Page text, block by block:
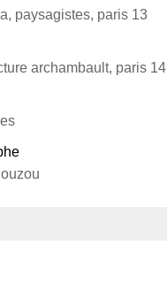
paysagistes, paris 13
archambault, paris 14